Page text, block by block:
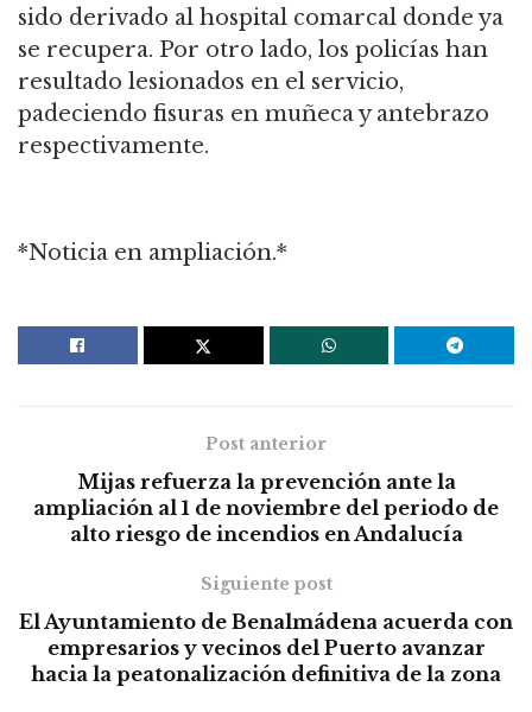
sido derivado al hospital comarcal donde ya
se recupera. Por otro lado, los policías han
resultado lesionados en el servicio,
padeciendo fisuras en muñeca y antebrazo
respectivamente.
*Noticia en ampliación.*
Post anterior
Mijas refuerza la prevención ante la
ampliación al 1 de noviembre del periodo de
alto riesgo de incendios en Andalucía
Siguiente post
El Ayuntamiento de Benalmádena acuerda con
empresarios y vecinos del Puerto avanzar
hacia la peatonalización definitiva de la zona